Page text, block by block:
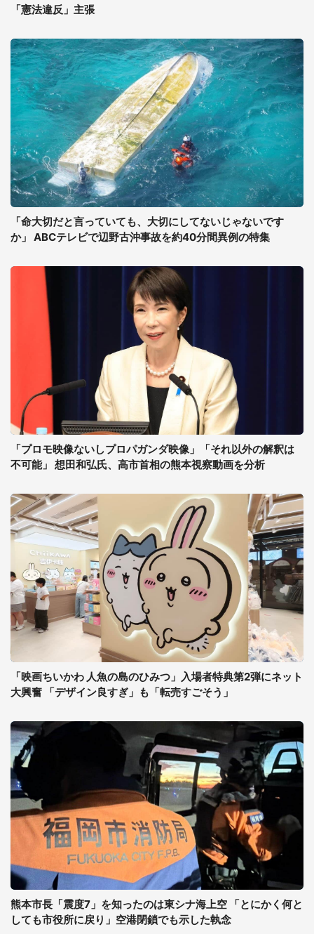
「憲法違反」主張
「命大切だと言っていても、大切にしてないじゃないです
か」 ABCテレビで辺野古沖事故を約40分間異例の特集
「プロモ映像ないしプロパガンダ映像」「それ以外の解釈は
不可能」 想田和弘氏、高市首相の熊本視察動画を分析
「映画ちいかわ 人魚の島のひみつ」入場者特典第2弾にネット
大興奮 「デザイン良すぎ」も「転売すごそう」
熊本市長「震度7」を知ったのは東シナ海上空 「とにかく何と
しても市役所に戻り」空港閉鎖でも示した執念